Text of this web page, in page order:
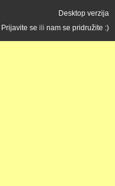
Desktop verzija
Prijavite se ili nam se pridružite :)